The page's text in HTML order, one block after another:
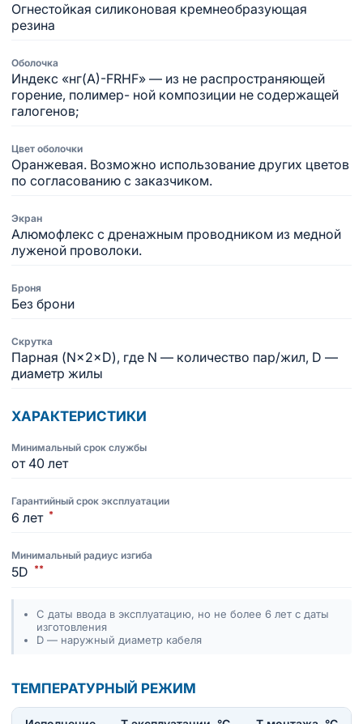
Огнестойкая силиконовая кремнеобразующая
резина
Оболочка
Индекс «нг(А)-FRHF» — из не распространяющей
горение, полимер- ной композиции не содержащей
галогенов;
Цвет оболочки
Оранжевая. Возможно использование других цветов
по согласованию с заказчиком.
Экран
Алюмофлекс с дренажным проводником из медной
луженой проволоки.
Броня
Без брони
Скрутка
Парная (N×2×D), где N — количество пар/жил, D —
диаметр жилы
ХАРАКТЕРИСТИКИ
Минимальный срок службы
от 40 лет
Гарантийный срок эксплуатации
6 лет *
Минимальный радиус изгиба
5D **
С даты ввода в эксплуатацию, но не более 6 лет с даты
изготовления
D — наружный диаметр кабеля
ТЕМПЕРАТУРНЫЙ РЕЖИМ